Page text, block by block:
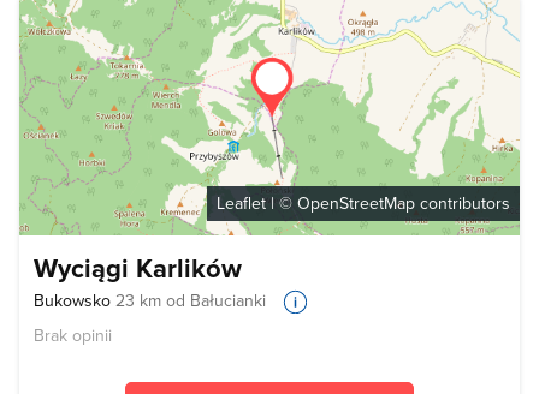
Leaflet | © OpenStreetMap contributors
Wyciągi Karlików
Bukowsko 23 km od Bałucianki
Brak opinii